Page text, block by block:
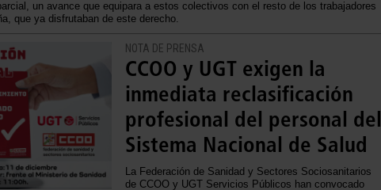
un avance que equipara a estos colectivos con el resto de los trabajadores
que ya disfrutaban de este derecho.
NOTA DE PRENSA
CCOO y UGT exigen la
inmediata reclasificación
profesional del personal del
Sistema Nacional de Salud
La Federación de Sanidad y Sectores Sociosanitarios
de CCOO y UGT Servicios Públicos han convocado